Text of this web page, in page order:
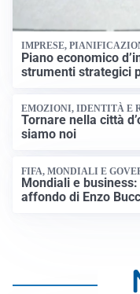
IMPRESE,
Piano economico
strumenti strategici
EMOZIONI, IDENTITÀ E
Tornare nella città
siamo noi
FIFA, MONDIALI E
Mondiali e
affondo di Enzo